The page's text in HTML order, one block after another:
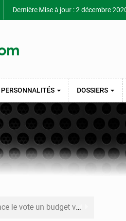
Dernière Mise à jour : 2 décembre
PERSONNALITÉS DOSSIERS
budget voté pressement